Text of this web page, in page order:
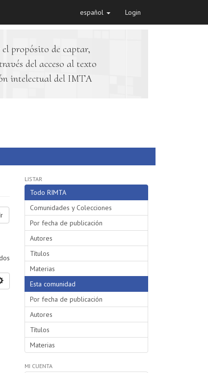
español Login
propósito de captar,
del acceso al texto
intelectual del IMTA
LISTAR
Todo RIMTA
Comunidades y Colecciones
Por fecha de publicación
Autores
Títulos
Materias
Esta comunidad
Por fecha de publicación
Autores
Títulos
Materias
MI CUENTA